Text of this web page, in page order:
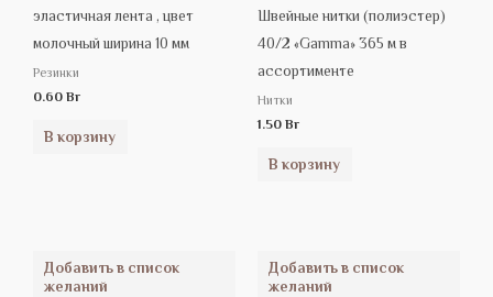
эластичная лента , цвет
молочный ширина 10 мм
Резинки
0.60 Br
В корзину
Швейные нитки (полиэстер)
40/2 «Gamma» 365 м в
ассортименте
Нитки
1.50 Br
В корзину
Добавить в список
желаний
Добавить в список
желаний